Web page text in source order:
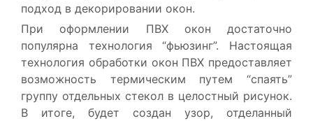
подход в декорировании окон.
При оформлении ПВХ окон достаточно
популярна технология “фьюзинг”. Настоящая
технология обработки окон ПВХ предоставляет
возможность термическим путем “спаять”
группу отдельных стекол в целостный рисунок.
В итоге, будет создан узор, отделанный